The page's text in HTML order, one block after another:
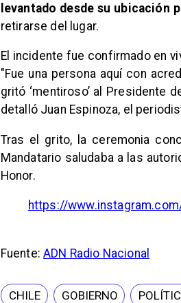
levantado desde su ubicación
retirarse del lugar.
El incidente fue confirmado en
"Fue una persona aquí con
gritó ‘mentiroso’ al Presidente
detalló Juan Espinoza, el
Tras el grito, la ceremonia
Mandatario saludaba a las
Honor.
https://
Fuente:ADN Radio Nacional
CHILE GOBIERNO